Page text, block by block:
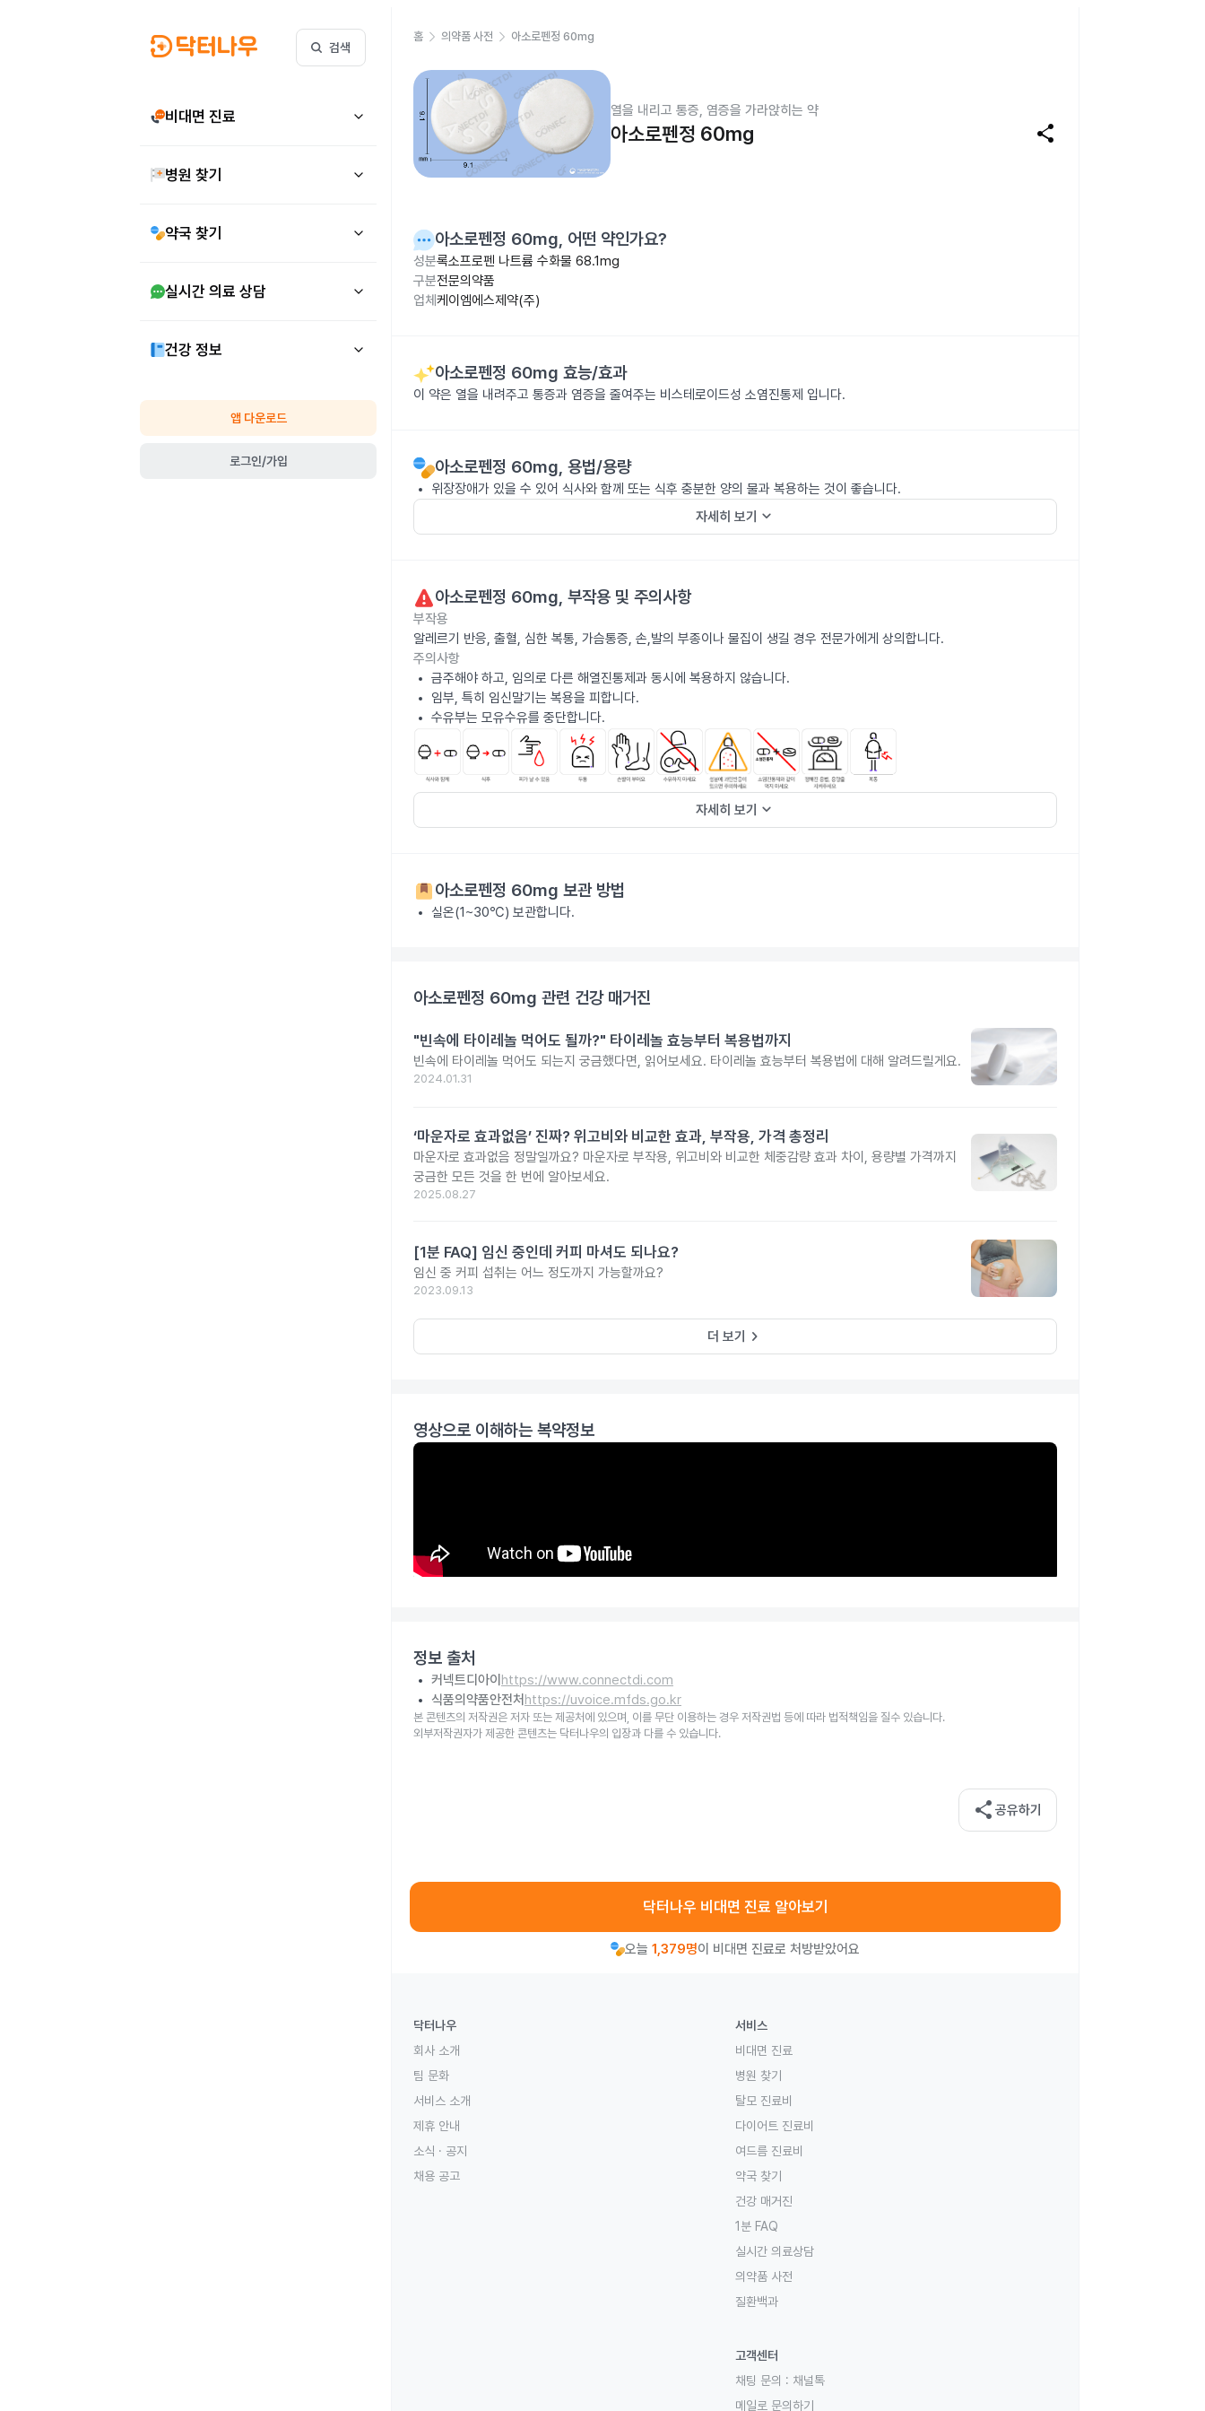
검색
비대면 진료
병원 찾기
약국 찾기
실시간 의료 상담
건강 정보
앱 다운로드
로그인/가입
홈 의약품 사전 아소로펜정 60mg
열을 내리고 통증, 염증을 가라앉히는 약
아소로펜정 60mg share
아소로펜정 60mg, 어떤 약인가요?
성분록소프로펜 나트륨 수화물 68.1mg
구분전문의약품
업체 케이엠에스제약(주)
아소로펜정 60mg 효능/효과
이 약은 열을 내려주고 통증과 염증을 줄여주는 비스테로이드성 소염진통제 입니다.
아소로펜정 60mg, 용법/용량
위장장애가 있을 수 있어 식사와 함께 또는 식후 충분한 양의 물과 복용하는 것이 좋습니다.
자세히 보기 keyboard_arrow_down
아소로펜정 60mg, 부작용 및 주의사항
부작용
알레르기 반응, 출혈, 심한 복통, 가슴통증, 손,발의 부종이나 물집이 생길 경우 전문가에게 상의합니다.
주의사항
금주해야 하고, 임의로 다른 해열진통제과 동시에 복용하지 않습니다.
임부, 특히 임신말기는 복용을 피합니다.
수유부는 모유수유를 중단합니다.
자세히 보기 keyboard_arrow_down
아소로펜정 60mg 보관 방법
실온(1~30℃) 보관합니다.
아소로펜정 60mg 관련 건강 매거진
"빈속에 타이레놀 먹어도 될까?" 타이레놀 효능부터 복용법까지
빈속에 타이레놀 먹어도 되는지 궁금했다면, 읽어보세요. 타이레놀 효능부터 복용법에 대해 알려드릴게요.
2024.01.31
‘마운자로 효과없음’ 진짜? 위고비와 비교한 효과, 부작용, 가격 총정리
마운자로 효과없음 정말일까요? 마운자로 부작용, 위고비와 비교한 체중감량 효과 차이, 용량별 가격까지
궁금한 모든 것을 한 번에 알아보세요.
2025.08.27
[1분 FAQ] 임신 중인데 커피 마셔도 되나요?
임신 중 커피 섭취는 어느 정도까지 가능할까요?
2023.09.13
더 보기 keyboard_arrow_right
영상으로 이해하는 복약정보
정보 출처
커넥트디아이 https://www.connectdi.com
식품의약품안전처 https://uvoice.mfds.go.kr
본 콘텐츠의 저작권은 저자 또는 제공처에 있으며, 이를 무단 이용하는 경우 저작권법 등에 따라 법적책임을 질수 있습니다.
외부저작권자가 제공한 콘텐츠는 닥터나우의 입장과 다를 수 있습니다.
share 공유하기
닥터나우 비대면 진료 알아보기
오늘 1,379명이 비대면 진료로 처방받았어요
닥터나우
회사 소개
팀 문화
서비스 소개
제휴 안내
소식 · 공지
채용 공고
서비스
비대면 진료
병원 찾기
탈모 진료비
다이어트 진료비
여드름 진료비
약국 찾기
건강 매거진
1분 FAQ
실시간 의료상담
의약품 사전
질환백과
고객센터
채팅 문의 : 채널톡
메일로 문의하기